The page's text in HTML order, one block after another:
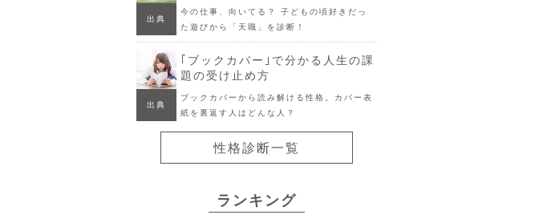
出典
今の仕事、向いてる？ 子どもの頃好きだっ
た遊びから「天職」を診断！
｢ブックカバー｣で分かる人生の課
題の受け止め方
出典
ブックカバーから読み解ける性格。カバー表
紙を裏返す人はどんな人？
性格診断一覧
ランキング